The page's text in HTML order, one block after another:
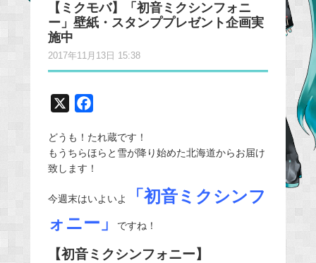
【ミクモバ】「初音ミクシンフォニ
ー」壁紙・スタンププレゼント企画実
施中
2017年11月13日 15:38
c
e
o
どうも！たれ蔵です！
もうちらほらと雪が降り始めた北海道からお届け
致します！
今週末はいよいよ
「初音ミクシンフ
ォニー」
ですね！
【初音ミクシンフォニー】